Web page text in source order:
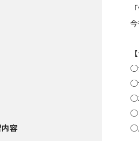
容
○
○
○
○
○